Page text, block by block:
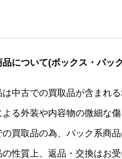
品について(ボックス・パッ
中古での買取品が含まれる
る外装や内容物の微細な
の買取品の為、パック系商
性質上、返品・交換はお受